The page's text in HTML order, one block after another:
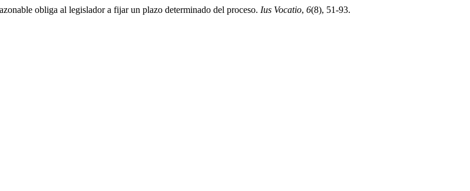
obliga al legislador a fijar un plazo determinado del proceso. Ius Vocatio, 6(8), 51-93.